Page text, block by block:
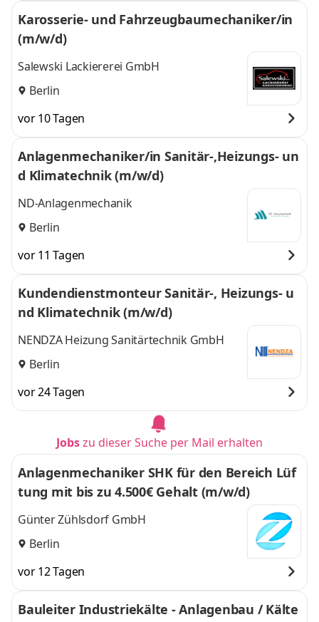
Karosserie- und Fahrzeugbaumechaniker/in
(m/w/d)
Salewski Lackiererei GmbH
Berlin
vor 10 Tagen
Anlagenmechaniker/in Sanitär-,Heizungs- un
d Klimatechnik (m/w/d)
ND-Anlagenmechanik
Berlin
vor 11 Tagen
Kundendienstmonteur Sanitär-, Heizungs- u
nd Klimatechnik (m/w/d)
NENDZA Heizung Sanitärtechnik GmbH
Berlin
vor 24 Tagen
Jobszu dieser Suche per Mail erhalten
Anlagenmechaniker SHK für den Bereich Lüf
tung mit bis zu 4.500€ Gehalt (m/w/d)
Günter Zühlsdorf GmbH
Berlin
vor 12 Tagen
Bauleiter Industriekälte - Anlagenbau / Kälte